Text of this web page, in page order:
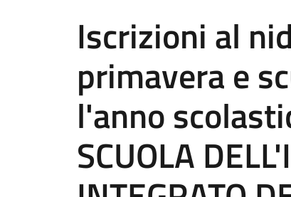
Iscrizioni al
primavera e
l'anno
SCUOLA